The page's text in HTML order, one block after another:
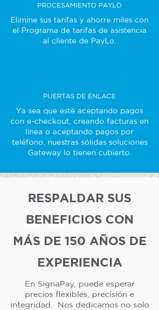
PROCESAMIENTO PAYLO
Elimine sus tarifas y ahorre miles con
el Programa de tarifas de asistencia
al cliente de PayLo.
PUERTAS DE ENLACE
Ya sea que esté aceptando pagos
con e-checkout, creando facturas en
línea o aceptando pagos por
teléfono, nuestras sólidas soluciones
Gateway lo tienen cubierto.
RESPALDAR SUS
BENEFICIOS CON
MÁS DE 150 AÑOS DE
EXPERIENCIA
En SignaPay, puede esperar
precios flexibles, precisión e
integridad. Nos dedicamos no solo